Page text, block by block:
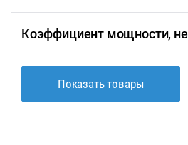
Коэффициент мощности,
Показать товары